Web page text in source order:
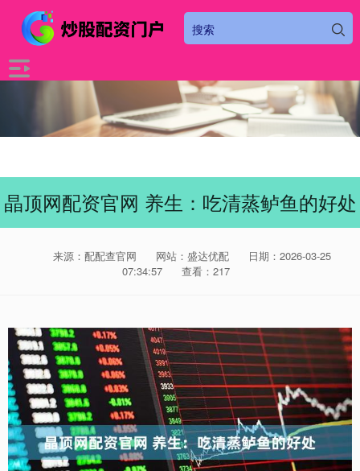
晶顶网配资官网 养生：吃清蒸鲈鱼的好处
来源：配配查官网 网站：盛达优配
日期：2026-03-25
07:34:57
查看：217